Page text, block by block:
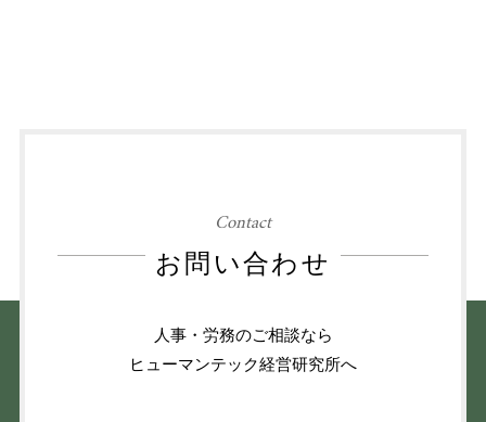
Contact
お問い合わせ
人事・労務のご相談なら
ヒューマンテック経営研究所へ